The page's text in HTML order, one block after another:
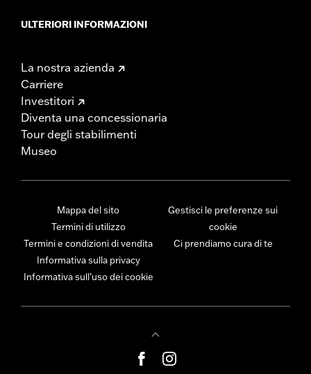
ULTERIORI INFORMAZIONI
La nostra azienda
Carriere
Investitori
Diventa una concessionaria
Tour degli stabilimenti
Museo
Mappa del sito
Termini di utilizzo
Termini e condizioni di vendita
Informativa sulla privacy
Informativa sull’uso dei cookie
Gestisci le preferenze sui
cookie
Ci prendiamo cura di te